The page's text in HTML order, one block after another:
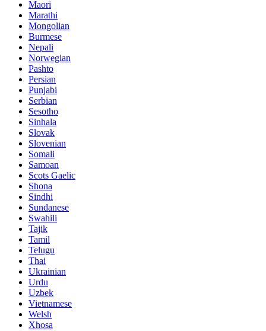
Maori
Marathi
Mongolian
Burmese
Nepali
Norwegian
Pashto
Persian
Punjabi
Serbian
Sesotho
Sinhala
Slovak
Slovenian
Somali
Samoan
Scots Gaelic
Shona
Sindhi
Sundanese
Swahili
Tajik
Tamil
Telugu
Thai
Ukrainian
Urdu
Uzbek
Vietnamese
Welsh
Xhosa